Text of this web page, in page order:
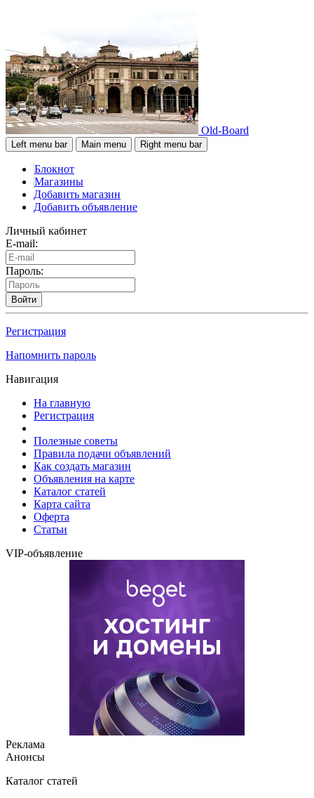
Old-Board
Left menu bar Main menu Right menu bar
Блокнот
Магазины
Добавить магазин
Добавить объявление
Личный кабинет
E-mail:
Пароль:
Войти
Регистрация
Напомнить пароль
Навигация
На главную
Регистрация
Полезные советы
Правила подачи объявлений
Как создать магазин
Объявления на карте
Каталог статей
Карта сайта
Оферта
Статьи
VIP-объявление
Реклама
Анонсы
Каталог статей